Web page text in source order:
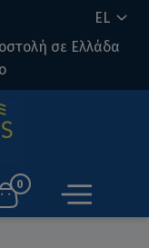
EL
σε Ελλάδα
0